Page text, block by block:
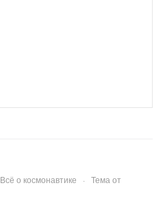
Всё о космонавтике · Тема от